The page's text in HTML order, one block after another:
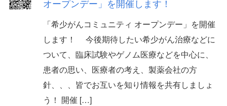
オープンデー」を開催します！
「希少がんコミュニティ オープンデー」を開催
します！ 今後期待したい希少がん治療などに
ついて、臨床試験やゲノム医療などを中心に、
患者の思い、医療者の考え、製薬会社の方
針、、、皆でお互いを知り情報を共有しましょ
う！ 開催 […]